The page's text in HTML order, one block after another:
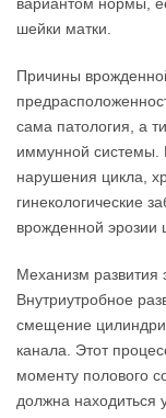
вариантом нормы,
шейки матки.
Причины
сама патология, а
иммунной системы.
нарушения цикла,
гинекологические
врожденной эрозии
Механизм развития
Внутриутробное
смещение
канала. Этот
моменту полового
должна находиться